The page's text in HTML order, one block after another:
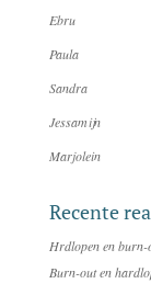
Ebru
Paula
Sandra
Jessamijn
Marjolein
Recente
Hrdlopen en burn-
Burn-out en